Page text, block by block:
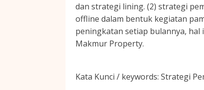
dan strategi lining. (2) strategi
offline dalam bentuk kegiatan
peningkatan setiap bulannya,
Makmur Property.
Kata Kunci / keywords: Strategi